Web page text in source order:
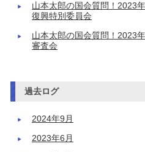
山本太郎の国会質問！2023
復興特別委員会
山本太郎の国会質問！2023
審査会
過去ログ
2024年9月
2023年6月